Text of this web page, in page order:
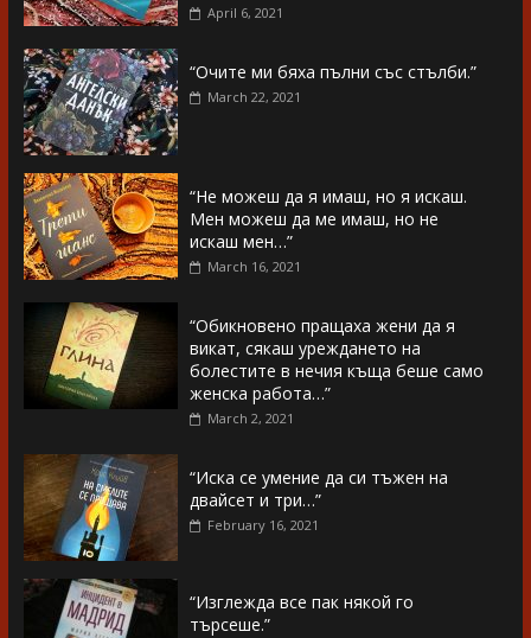
April 6, 2021
“Очите ми бяха пълни със стълби.”
March 22, 2021
“Не можеш да я имаш, но я искаш.
Мен можеш да ме имаш, но не
искаш мен…”
March 16, 2021
“Обикновено пращаха жени да я
викат, сякаш уреждането на
болестите в нечия къща беше само
женска работа…”
March 2, 2021
“Иска се умение да си тъжен на
двайсет и три…”
February 16, 2021
“Изглежда все пак някой го
търсеше.”